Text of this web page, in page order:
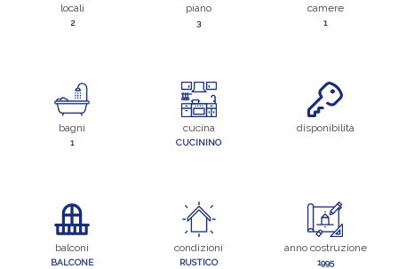
locali
2
piano
3
camere
1
bagni
1
cucina
CUCININO
disponibilità
balconi
BALCONE
condizioni
RUSTICO
anno costruzione
1995